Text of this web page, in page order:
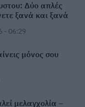
Πρωταθλητές
στην αξιοποίηση
κοιμάστε μόνο
Δύο απλές
ξανά και ξανά
- 06:29
μόνος σου
μελαγχολία –